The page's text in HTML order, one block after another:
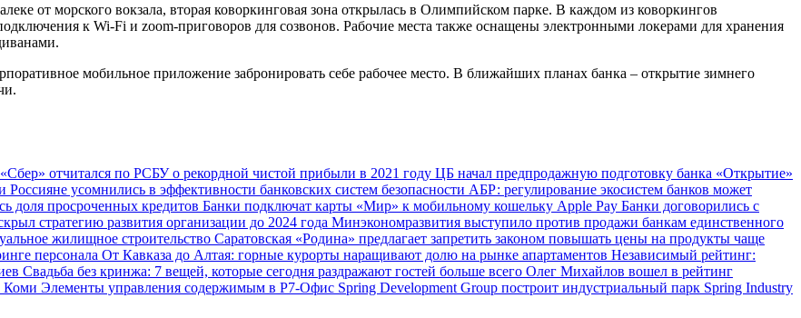
от морского вокзала, вторая коворкинговая зона открылась в Олимпийском парке. В каждом из коворкингов
к Wi-Fi и zoom-приговоров для созвонов. Рабочие места также оснащены электронными локерами для хранения
мобильное приложение забронировать себе рабочее место. В ближайших планах банка – открытие зимнего
«Сбер» отчитался по РСБУ о рекордной чистой прибыли в 2021 году ЦБ начал предпродажную подготовку банка «Открытие»
Россияне усомнились в эффективности банковских систем безопасности АБР: регулирование экосистем банков может
доля просроченных кредитов Банки подключат карты «Мир» к мобильному кошельку Apple Pay Банки договорились с
стратегию развития организации до 2024 года Минэкономразвития выступило против продажи банкам единственного
жилищное строительство Саратовская «Родина» предлагает запретить законом повышать цены на продукты чаще
персонала От Кавказа до Алтая: горные курорты наращивают долю на рынке апартаментов Независимый рейтинг:
Свадьба без кринжа: 7 вещей, которые сегодня раздражают гостей больше всего Олег Михайлов вошел в рейтинг
Коми Элементы управления содержимым в Р7-Офис Spring Development Group построит индустриальный парк Spring Industry